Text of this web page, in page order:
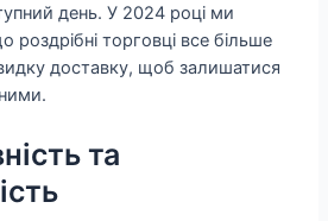
день. У 2024 році ми
торговці все більше
доставку, щоб залишатися
та